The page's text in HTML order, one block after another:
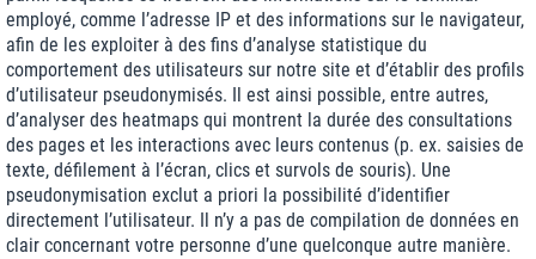
employé, comme l’adresse IP et des informations sur le navigateur,
afin de les exploiter à des fins d’analyse statistique du
comportement des utilisateurs sur notre site et d’établir des profils
d’utilisateur pseudonymisés. Il est ainsi possible, entre autres,
d’analyser des heatmaps qui montrent la durée des consultations
des pages et les interactions avec leurs contenus (p. ex. saisies de
texte, défilement à l’écran, clics et survols de souris). Une
pseudonymisation exclut a priori la possibilité d’identifier
directement l’utilisateur. Il n’y a pas de compilation de données en
clair concernant votre personne d’une quelconque autre manière.